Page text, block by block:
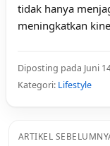
tidak hanya
meningkatkan
Diposting pada Juni
Kategori: Lifestyle
ARTIKEL